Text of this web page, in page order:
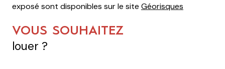
exposé sont disponibles sur le site Géorisques
VOUS SOUHAITEZ
louer ?